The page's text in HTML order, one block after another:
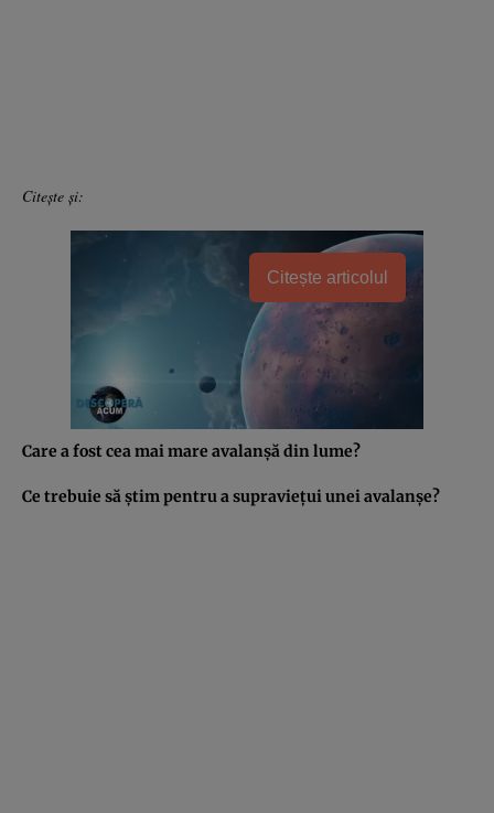
Citeşte şi:
Citește articolul
Care a fost cea mai mare avalanşă din lume?
Ce trebuie să ştim pentru a supravieţui unei avalanşe?